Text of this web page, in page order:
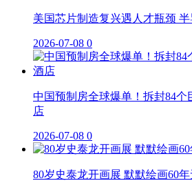
美国芯片制造复兴遇人才瓶颈
2026-07-08 0
中国预制房全球爆单！拆封84
店
2026-07-08 0
80岁史泰龙开画展 默默绘画60